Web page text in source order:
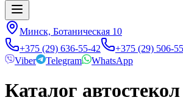
Минск, Ботаническая 10
+375 (29) 636-55-42
+375 (29) 506-
Viber
Telegram WhatsApp
Каталог автостекол